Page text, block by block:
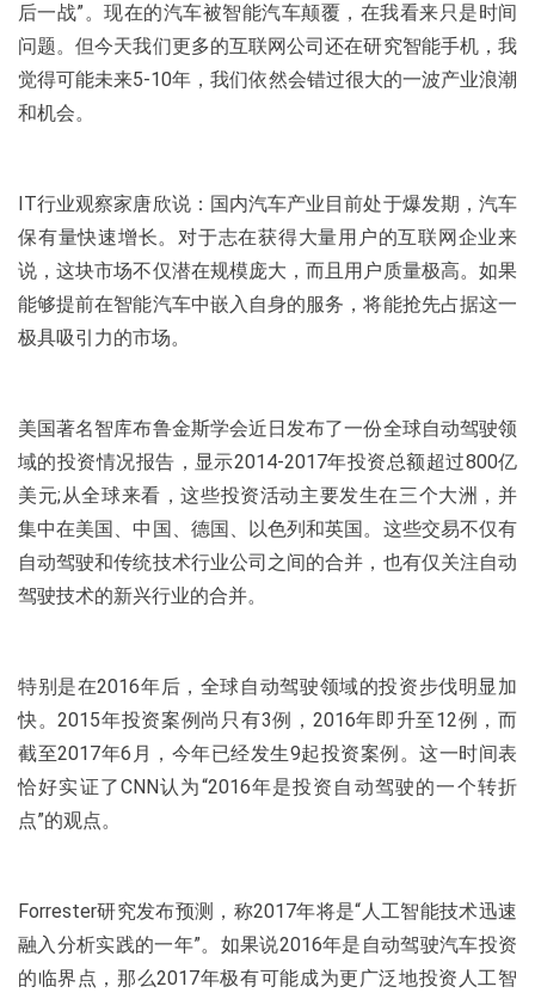
后一战”。现在的汽车被智能汽车颠覆，在我看来只是时间
问题。但今天我们更多的互联网公司还在研究智能手机，我
觉得可能未来5-10年，我们依然会错过很大的一波产业浪潮
和机会。
IT行业观察家唐欣说：国内汽车产业目前处于爆发期，汽车
保有量快速增长。对于志在获得大量用户的互联网企业来
说，这块市场不仅潜在规模庞大，而且用户质量极高。如果
能够提前在智能汽车中嵌入自身的服务，将能抢先占据这一
极具吸引力的市场。
美国著名智库布鲁金斯学会近日发布了一份全球自动驾驶领
域的投资情况报告，显示2014-2017年投资总额超过800亿
美元;从全球来看，这些投资活动主要发生在三个大洲，并
集中在美国、中国、德国、以色列和英国。这些交易不仅有
自动驾驶和传统技术行业公司之间的合并，也有仅关注自动
驾驶技术的新兴行业的合并。
特别是在2016年后，全球自动驾驶领域的投资步伐明显加
快。2015年投资案例尚只有3例，2016年即升至12例，而
截至2017年6月，今年已经发生9起投资案例。这一时间表
恰好实证了CNN认为“2016年是投资自动驾驶的一个转折
点”的观点。
Forrester研究发布预测，称2017年将是“人工智能技术迅速
融入分析实践的一年”。如果说2016年是自动驾驶汽车投资
的临界点，那么2017年极有可能成为更广泛地投资人工智